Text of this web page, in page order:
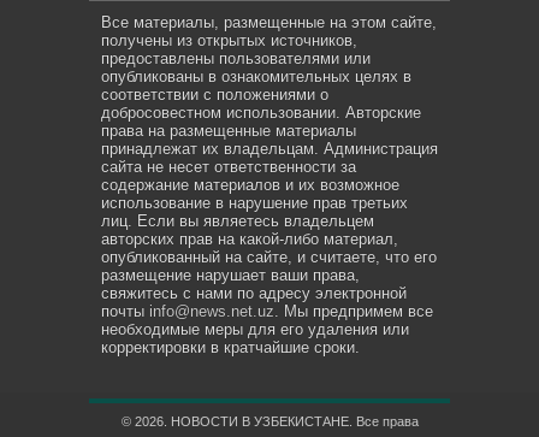
Все материалы, размещенные на этом сайте,
получены из открытых источников,
предоставлены пользователями или
опубликованы в ознакомительных целях в
соответствии с положениями о
добросовестном использовании. Авторские
права на размещенные материалы
принадлежат их владельцам. Администрация
сайта не несет ответственности за
содержание материалов и их возможное
использование в нарушение прав третьих
лиц. Если вы являетесь владельцем
авторских прав на какой-либо материал,
опубликованный на сайте, и считаете, что его
размещение нарушает ваши права,
свяжитесь с нами по адресу электронной
почты info@news.net.uz . Мы предпримем все
необходимые меры для его удаления или
корректировки в кратчайшие сроки.
© 2026. НОВОСТИ В УЗБЕКИСТАНЕ. Все права